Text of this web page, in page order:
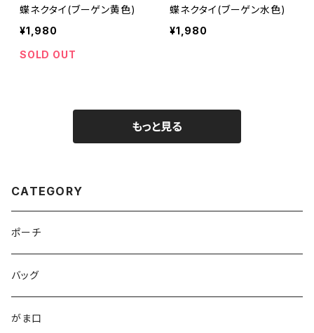
蝶ネクタイ(ブーゲン黄色)
¥1,980
SOLD OUT
蝶ネクタイ(ブーゲン水色)
¥1,980
もっと見る
CATEGORY
ポーチ
バッグ
がま口